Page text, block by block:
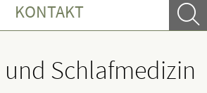
KONTAKT
und Schlafmedizin